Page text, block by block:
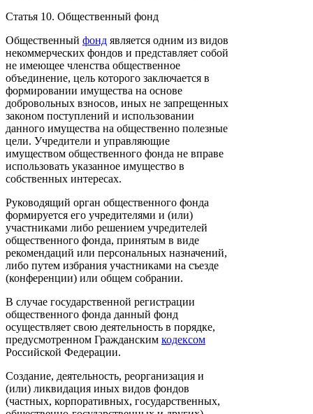
Статья 10. Общественный фонд
Общественный фонд является одним из видов
некоммерческих фондов и представляет собой
не имеющее членства общественное
объединение, цель которого заключается в
формировании имущества на основе
добровольных взносов, иных не запрещенных
законом поступлений и использовании
данного имущества на общественно полезные
цели. Учредители и управляющие
имуществом общественного фонда не вправе
использовать указанное имущество в
собственных интересах.
Руководящий орган общественного фонда
формируется его учредителями и (или)
участниками либо решением учредителей
общественного фонда, принятым в виде
рекомендаций или персональных назначений,
либо путем избрания участниками на съезде
(конференции) или общем собрании.
В случае государственной регистрации
общественного фонда данный фонд
осуществляет свою деятельность в порядке,
предусмотренном Гражданским кодексом
Российской Федерации.
Создание, деятельность, реорганизация и
(или) ликвидация иных видов фондов
(частных, корпоративных, государственных,